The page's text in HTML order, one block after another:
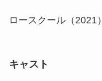
ロースクール（2021）
キャスト